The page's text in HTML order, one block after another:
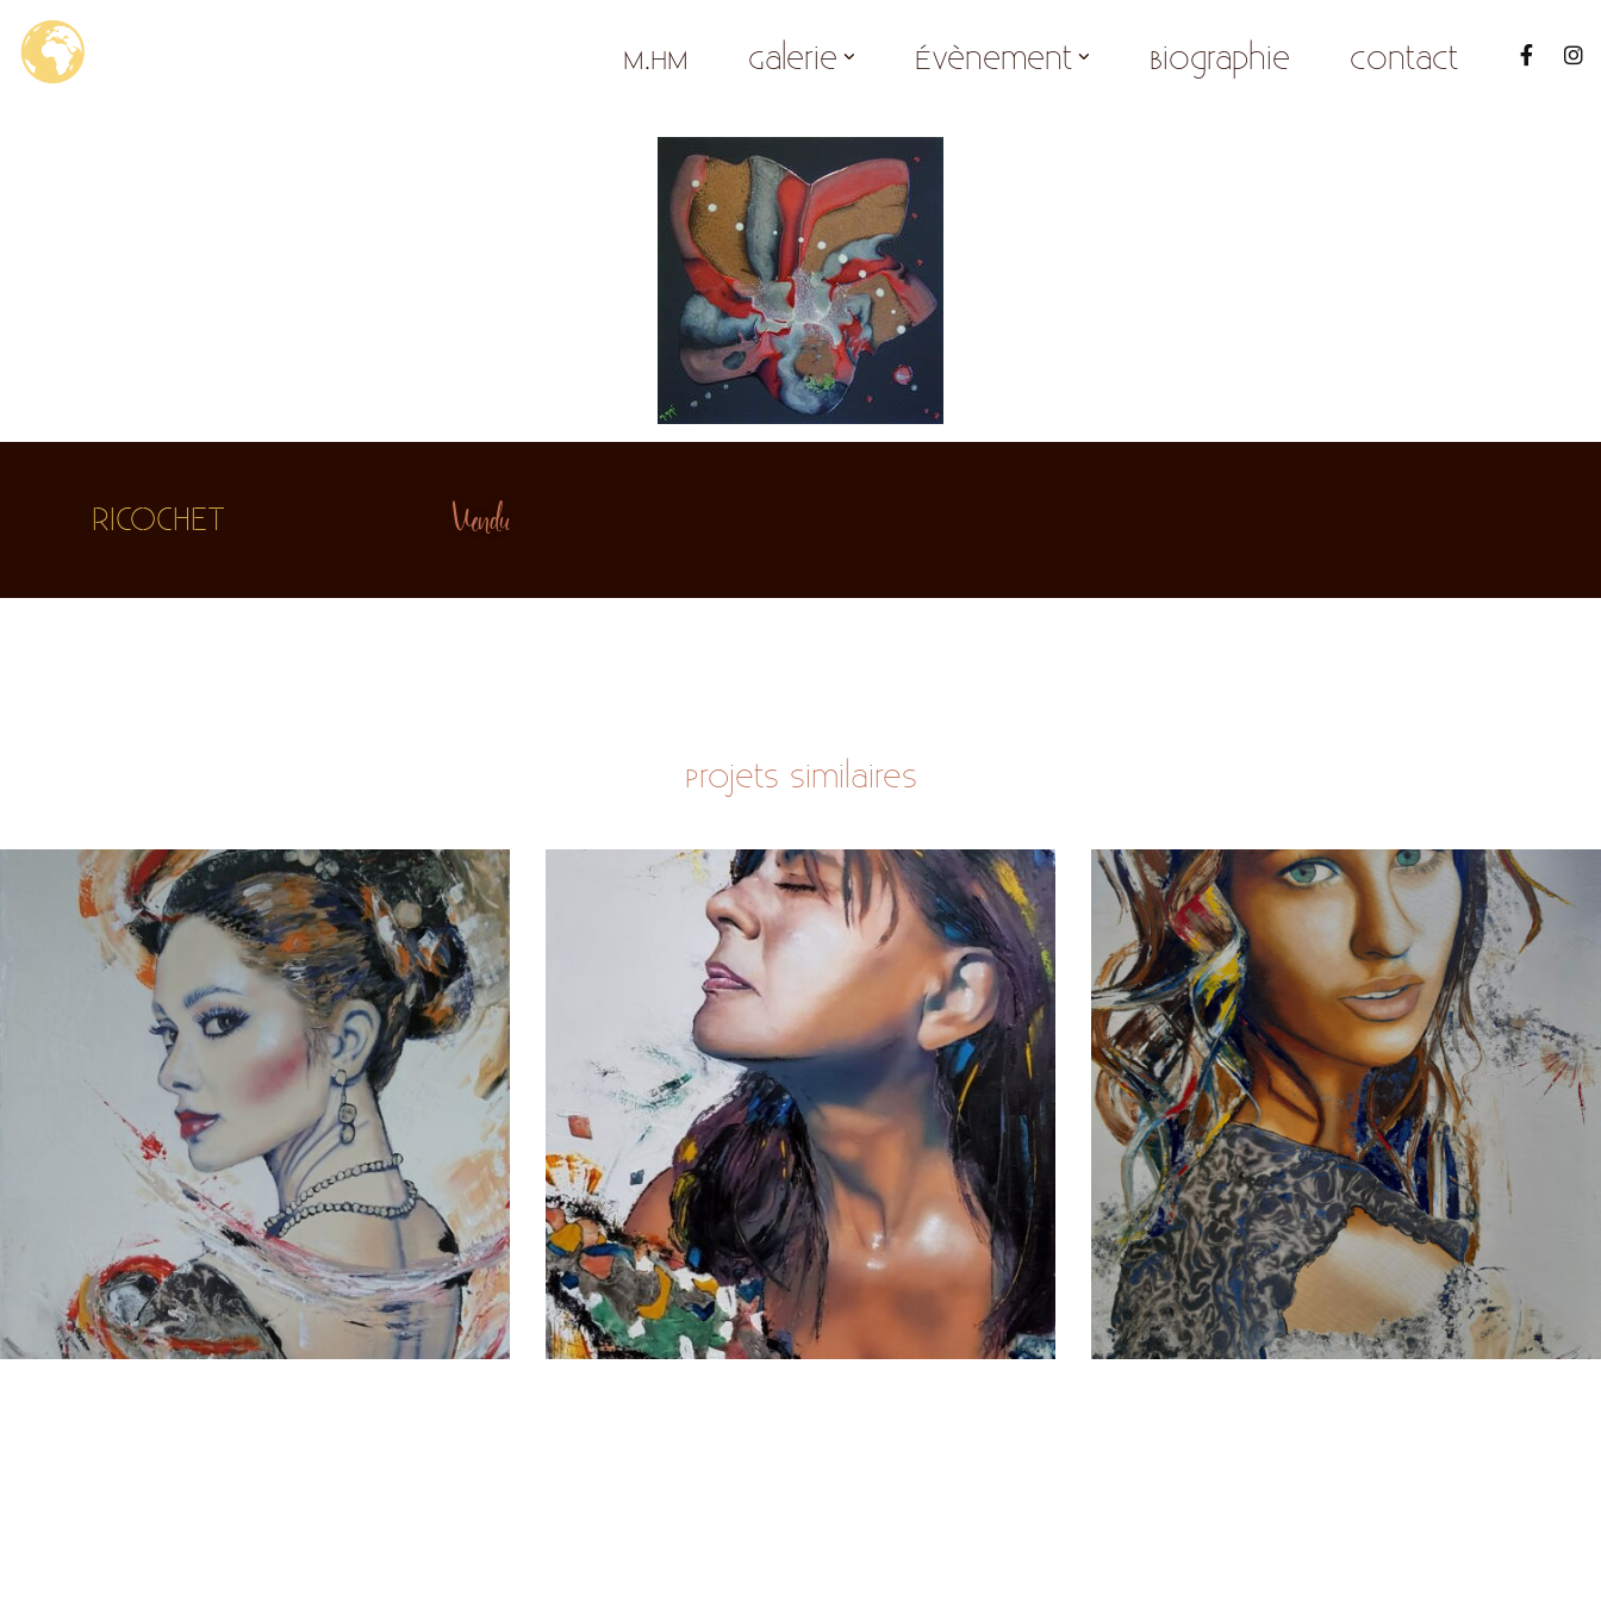
M.HM Galerie Évènement Biographie Contact
RICOCHET Vendu
Projets similaires